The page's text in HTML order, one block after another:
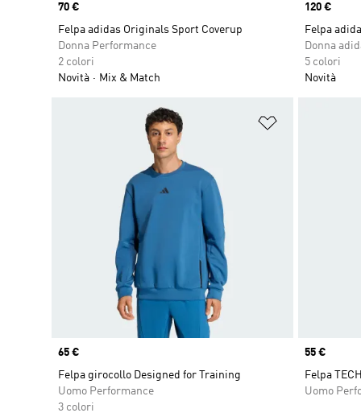
Price
70 €
Felpa adidas Originals Sport Coverup
Donna Performance
2 colori
Novità
Mix & Match
Price
120 €
Felpa
Donna
5 colori
Novità
Aggiungi alla
Price
65 €
Felpa girocollo Designed for Training
Uomo Performance
3 colori
Price
55 €
Felpa
Uomo